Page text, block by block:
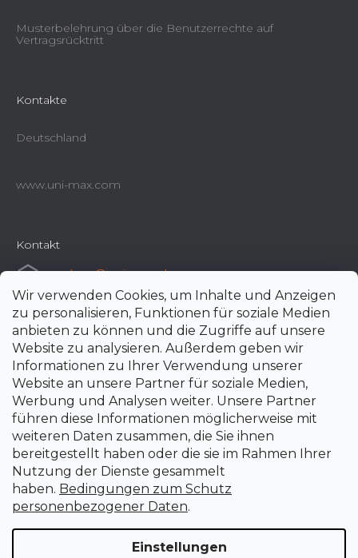
Wir verwenden Cookies, um Inhalte und Anzeigen
zu personalisieren, Funktionen für soziale Medien
anbieten zu können und die Zugriffe auf unsere
Website zu analysieren. Außerdem geben wir
Informationen zu Ihrer Verwendung unserer
Website an unsere Partner für soziale Medien,
Werbung und Analysen weiter. Unsere Partner
führen diese Informationen möglicherweise mit
weiteren Daten zusammen, die Sie ihnen
bereitgestellt haben oder die sie im Rahmen Ihrer
Nutzung der Dienste gesammelt
haben. Bedingungen zum Schutz
personenbezogener Daten.
Einstellungen
Musterbelehrung über die Benutzerrechte auf
Vertragsrücktritt
Kontakte
Deutschland
www.uni-max.com
Kontakt
e-shop@uni-max.de
+420 266 190 190